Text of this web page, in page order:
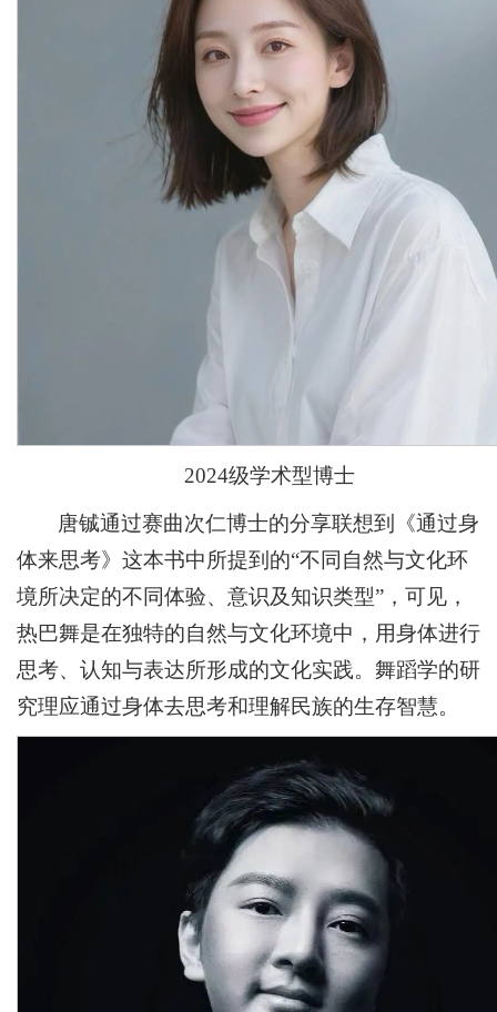
2024级学术型博士
唐铖通过赛曲次仁博士的分享联想到《通过身
体来思考》这本书中所提到的“不同自然与文化环
境所决定的不同体验、意识及知识类型”，可见，
热巴舞是在独特的自然与文化环境中，用身体进行
思考、认知与表达所形成的文化实践。舞蹈学的研
究理应通过身体去思考和理解民族的生存智慧。